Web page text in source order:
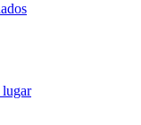
lugar